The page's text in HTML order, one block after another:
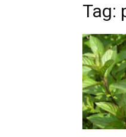
Tag: